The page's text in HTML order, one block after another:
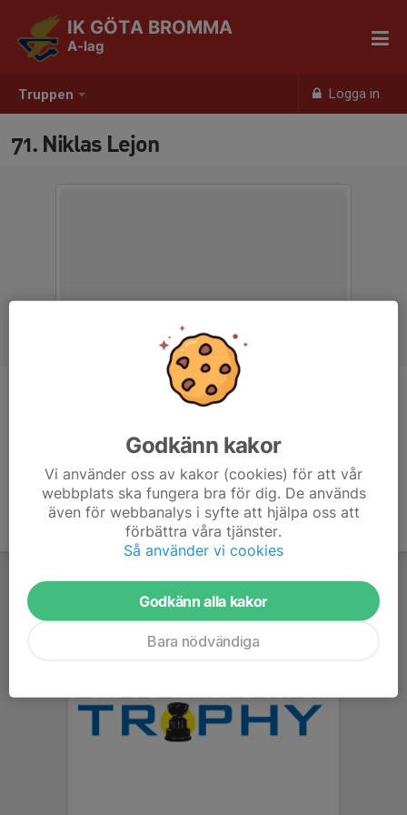
Truppen Logga in
IK GÖTA BROMMA
A-lag
71. Niklas Lejon
Forward
Godkänn kakor
Vi använder oss av kakor (cookies) för att vår
webbplats ska fungera bra för dig. De används
även för webbanalys i syfte att hjälpa oss att
förbättra våra tjänster.
Så använder vi cookies
Godkänn alla kakor
Bara nödvändiga